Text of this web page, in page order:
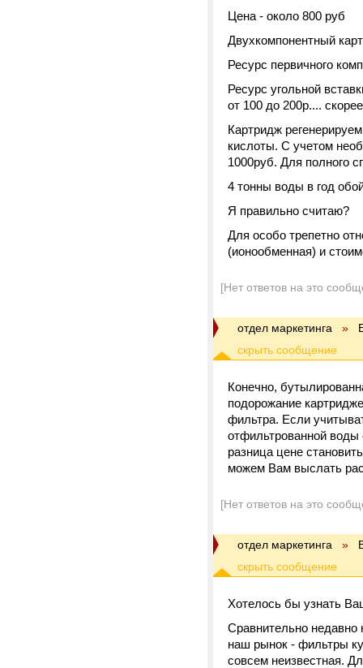
Цена - около 800 руб
Двухкомпонентный
Ресурс первичного
Ресурс угольной
от 100 до 200р....
Картридж
кислоты. С учетом
1000руб. Для полного
4 тонны воды в год
Я правильно считаю?
Для особо трепетно
(ионообменная) и
[Нет ответов на это
отдел маркетинга »
Конечно,
подорожание
фильтра. Если
отфильтрованной воды
разница цене
можем Вам выслать
[Нет ответов на это
отдел маркетинга »
Хотелось бы узнать
Сравнительно
наш рынок - фильтры
совсем неизвестная.